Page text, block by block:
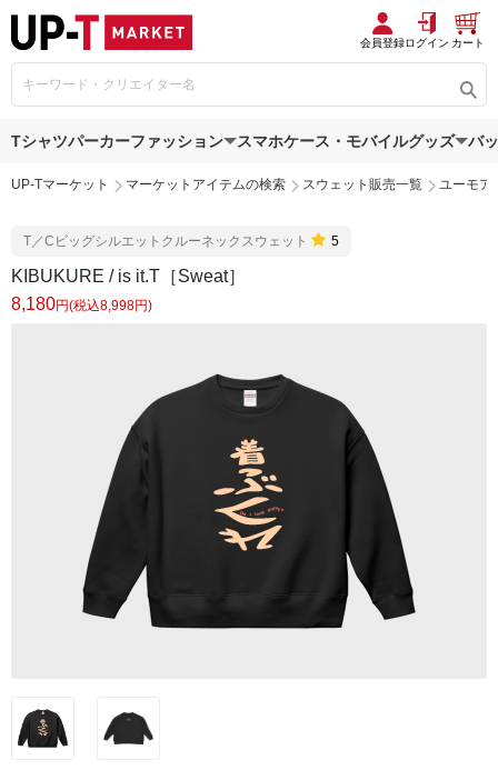
会員登録ログイン カート
Tシャツパーカーファッション スマホケース・モバイルグッズ バ
UP-Tマーケット マーケットアイテムの検索 スウェット販売一覧 ユーモア
T／Cビッグシルエットクルーネックスウェット 5
KIBUKURE / is it.T［Sweat］
8,180円(税込8,998円)